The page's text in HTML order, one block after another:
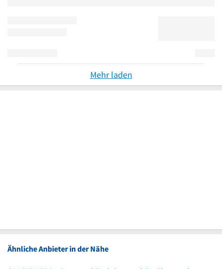
Mehr laden
Ähnliche Anbieter in der Nähe